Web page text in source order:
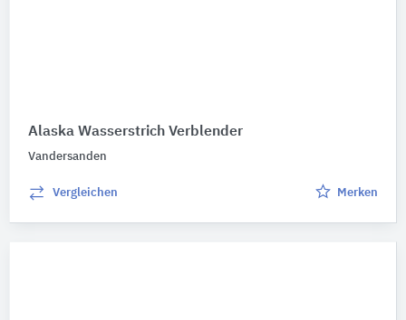
Alaska Wasserstrich Verblender
Vandersanden
Vergleichen Merken